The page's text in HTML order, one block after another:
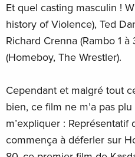
Et quel casting masculin !
history of Violence), Ted
Richard Crenna (Rambo 1
(Homeboy, The Wrestler).
Cependant et malgré tout
bien, ce film ne m’a pas
m’expliquer :
commença à déferler sur